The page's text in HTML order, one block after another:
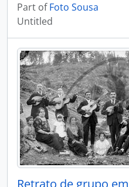
Part ofFoto Sousa
Untitled
Retrato de grupo